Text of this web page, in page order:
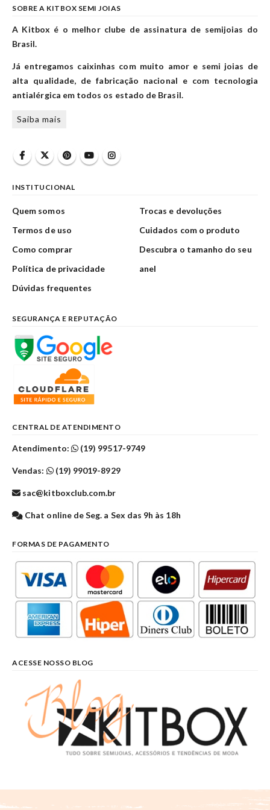
SOBRE A KITBOX SEMI JOIAS
A Kitbox é o melhor clube de assinatura de semijoias do
Brasil.
Já entregamos caixinhas com muito amor e semi joias de
alta qualidade, de fabricação nacional e com tecnologia
antialérgica em todos os estado de Brasil.
Saiba mais
INSTITUCIONAL
Quem somos
Termos de uso
Como comprar
Política de privacidade
Dúvidas frequentes
Trocas e devoluções
Cuidados com o produto
Descubra o tamanho do seu
anel
SEGURANÇA E REPUTAÇÃO
CENTRAL DE ATENDIMENTO
Atendimento: (19) 99517-9749
Vendas: (19) 99019-8929
sac@kitboxclub.com.br
Chat online de Seg. a Sex das 9h às 18h
FORMAS DE PAGAMENTO
ACESSE NOSSO BLOG